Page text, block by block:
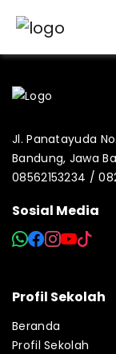
Jl. Panatayuda
Bandung, Jawa
08562153234 /
Sosial Media
Profil Sekolah
Beranda
Profil Sekolah